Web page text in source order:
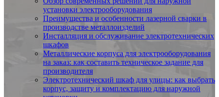
установки электрооборудования
Преимущества и особенности лазерной сварки в
производстве металлоизделий
Инсталляция и обслуживание электротехнических
шкафов
Металлические корпуса для электрооборудования
на заказ: как составить техническое задание для
производителя
Электротехнический шкаф для улицы: как выбрать
корпус, защиту и комплектацию для наружной